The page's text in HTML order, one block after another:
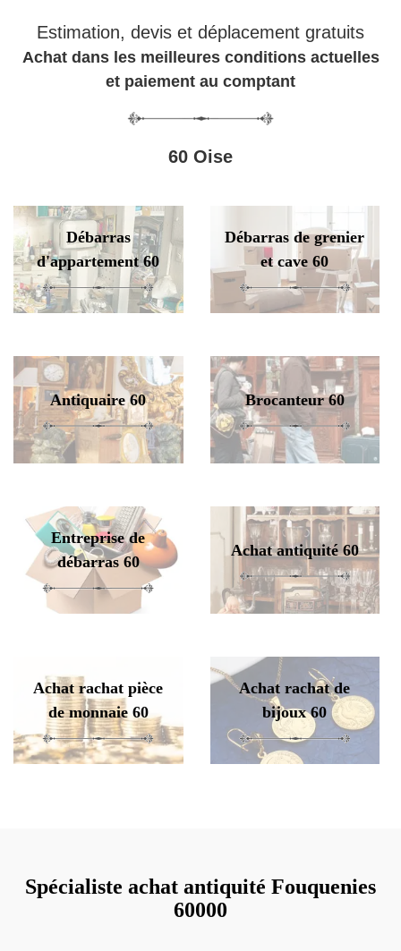
Estimation, devis et déplacement gratuits
Achat dans les meilleures conditions actuelles
et paiement au comptant
60 Oise
Débarras
d'appartement 60
Débarras de grenier
et cave 60
Antiquaire 60 Brocanteur 60
Entreprise de
débarras 60
Achat antiquité 60
Achat rachat pièce
de monnaie 60
Achat rachat de
bijoux 60
Spécialiste achat antiquité Fouquenies
60000